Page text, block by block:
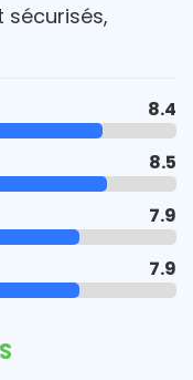
sécurisés,
8.4
8.5
7.9
7.9